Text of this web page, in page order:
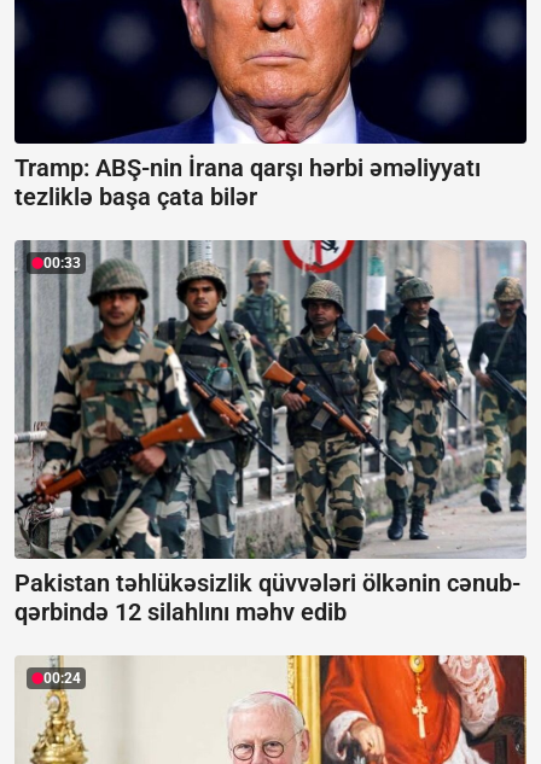
Tramp: ABŞ-nin İrana qarşı hərbi əməliyyatı
tezliklə başa çata bilər
00:33
Pakistan təhlükəsizlik qüvvələri ölkənin cənub-
qərbində 12 silahlını məhv edib
00:24